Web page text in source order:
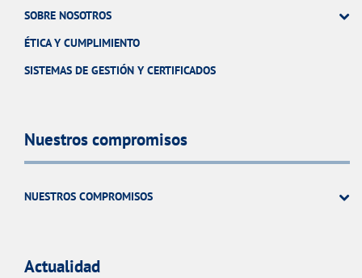
SOBRE NOSOTROS
ÉTICA Y CUMPLIMIENTO
SISTEMAS DE GESTIÓN Y CERTIFICADOS
Nuestros compromisos
NUESTROS COMPROMISOS
Actualidad